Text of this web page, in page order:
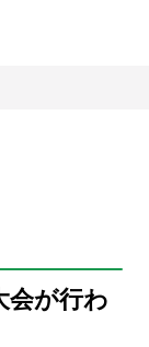
会が行わ